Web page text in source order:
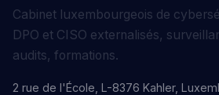
Cabinet luxembourgeois de
DPO et CISO externalisés,
audits, formations.
2 rue de l'École, L-8376 Kahler,